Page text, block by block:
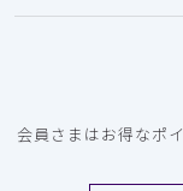
会員さまはお得なポ